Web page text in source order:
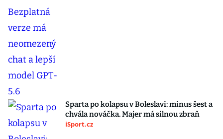
Sparta po kolapsu v Boleslavi: minus šest a
chvála nováčka. Majer má silnou zbraň
iSport.cz